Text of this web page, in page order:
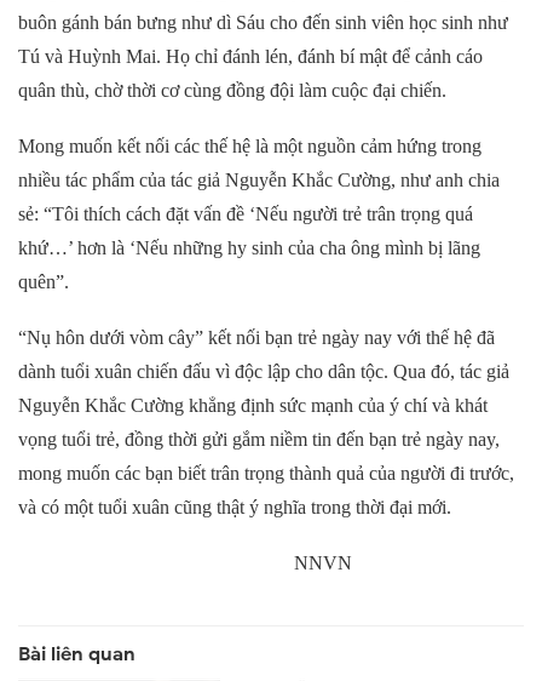
buôn gánh bán bưng như dì Sáu cho đến sinh viên học sinh như
Tú và Huỳnh Mai. Họ chỉ đánh lén, đánh bí mật để cảnh cáo
quân thù, chờ thời cơ cùng đồng đội làm cuộc đại chiến.
Mong muốn kết nối các thế hệ là một nguồn cảm hứng trong
nhiều tác phẩm của tác giả Nguyễn Khắc Cường, như anh chia
sẻ: “Tôi thích cách đặt vấn đề ‘Nếu người trẻ trân trọng quá
khứ…’ hơn là ‘Nếu những hy sinh của cha ông mình bị lãng
quên”.
“Nụ hôn dưới vòm cây” kết nối bạn trẻ ngày nay với thế hệ đã
dành tuổi xuân chiến đấu vì độc lập cho dân tộc. Qua đó, tác giả
Nguyễn Khắc Cường khẳng định sức mạnh của ý chí và khát
vọng tuổi trẻ, đồng thời gửi gắm niềm tin đến bạn trẻ ngày nay,
mong muốn các bạn biết trân trọng thành quả của người đi trước,
và có một tuổi xuân cũng thật ý nghĩa trong thời đại mới.
NNVN